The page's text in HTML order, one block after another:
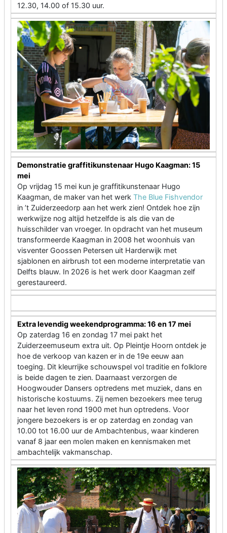
12.30, 14.00 of 15.30 uur.
Demonstratie graffitikunstenaar Hugo Kaagman: 15
mei
Op vrijdag 15 mei kun je graffitikunstenaar Hugo
Kaagman, de maker van het werk The Blue Fishvendor
in ’t Zuiderzeedorp aan het werk zien! Ontdek hoe zijn
werkwijze nog altijd hetzelfde is als die van de
huisschilder van vroeger. In opdracht van het museum
transformeerde Kaagman in 2008 het woonhuis van
visventer Goossen Petersen uit Harderwijk met
sjablonen en airbrush tot een moderne interpretatie van
Delfts blauw. In 2026 is het werk door Kaagman zelf
gerestaureerd.
Extra levendig weekendprogramma: 16 en 17 mei
Op zaterdag 16 en zondag 17 mei pakt het
Zuiderzeemuseum extra uit. Op Pleintje Hoorn ontdek je
hoe de verkoop van kazen er in de 19e eeuw aan
toeging. Dit kleurrijke schouwspel vol traditie en folklore
is beide dagen te zien. Daarnaast verzorgen de
Hoogwouder Dansers optredens met muziek, dans en
historische kostuums. Zij nemen bezoekers mee terug
naar het leven rond 1900 met hun optredens. Voor
jongere bezoekers is er op zaterdag en zondag van
10.00 tot 16.00 uur de Ambachtenbus, waar kinderen
vanaf 8 jaar een molen maken en kennismaken met
ambachtelijk vakmanschap.